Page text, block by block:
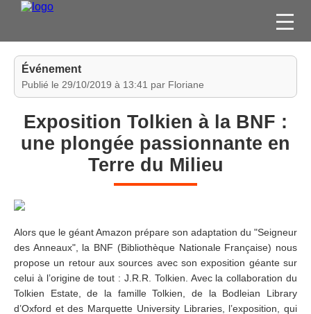
FILMS
JEUX VIDÉO
CONCOURS
MEMBRE
Événement
Publié le 29/10/2019 à 13:41 par Floriane
Exposition Tolkien à la BNF :
une plongée passionnante en
Terre du Milieu
Alors que le géant Amazon prépare son adaptation du "Seigneur
des Anneaux", la BNF (Bibliothèque Nationale Française) nous
propose un retour aux sources avec son exposition géante sur
celui à l’origine de tout : J.R.R. Tolkien. Avec la collaboration du
Tolkien Estate, de la famille Tolkien, de la Bodleian Library
d’Oxford et des Marquette University Libraries, l’exposition, qui